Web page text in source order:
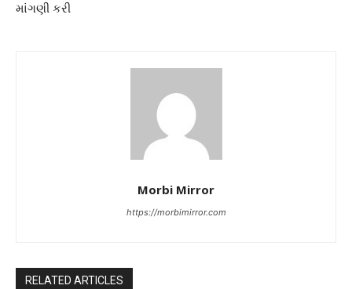
માંગણી કરી
Morbi Mirror
https://morbimirror.com
RELATED ARTICLES